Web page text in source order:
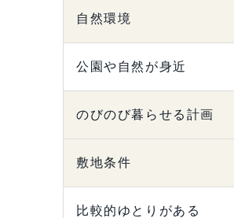
自然環境
公園や自然が身近
のびのび暮らせる計画
敷地条件
比較的ゆとりがある